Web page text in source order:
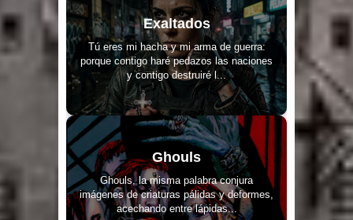
Exaltados
Tú eres mi hacha y mi arma de guerra:
porque contigo haré pedazos las naciones
y contigo destruiré l...
Ghouls
Ghouls, la misma palabra conjura
imágenes de criaturas pálidas y deformes,
acechando entre lápidas...